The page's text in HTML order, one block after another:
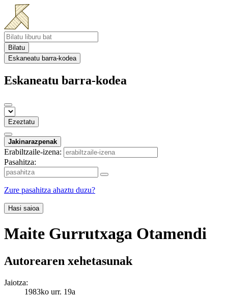
Bilatu
Eskaneatu barra-kodea
Eskaneatu barra-kodea
Ezeztatu
Jakinarazpenak
Erabiltzaile-izena:
Pasahitza:
Zure pasahitza ahaztu duzu?
Hasi saioa
Maite Gurrutxaga Otamendi
Autorearen xehetasunak
Jaiotza:
1983ko urr. 19a